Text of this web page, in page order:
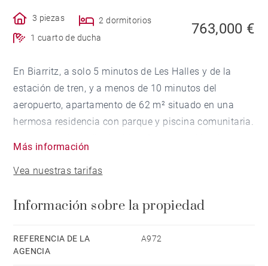
3 piezas
2 dormitorios
1 cuarto de ducha
763,000 €
En Biarritz, a solo 5 minutos de Les Halles y de la
estación de tren, y a menos de 10 minutos del
aeropuerto, apartamento de 62 m² situado en una
hermosa residencia con parque y piscina comunitaria.
océano, así como una cocina independiente
La zona de noche incluye dos dormitorios con
océano, un baño con ducha y aseos independientes.
Una propiedad idealmente ubicada, en un entorno
Más información
Vea nuestras tarifas
Información sobre la propiedad
REFERENCIA DE LA
AGENCIA
A972